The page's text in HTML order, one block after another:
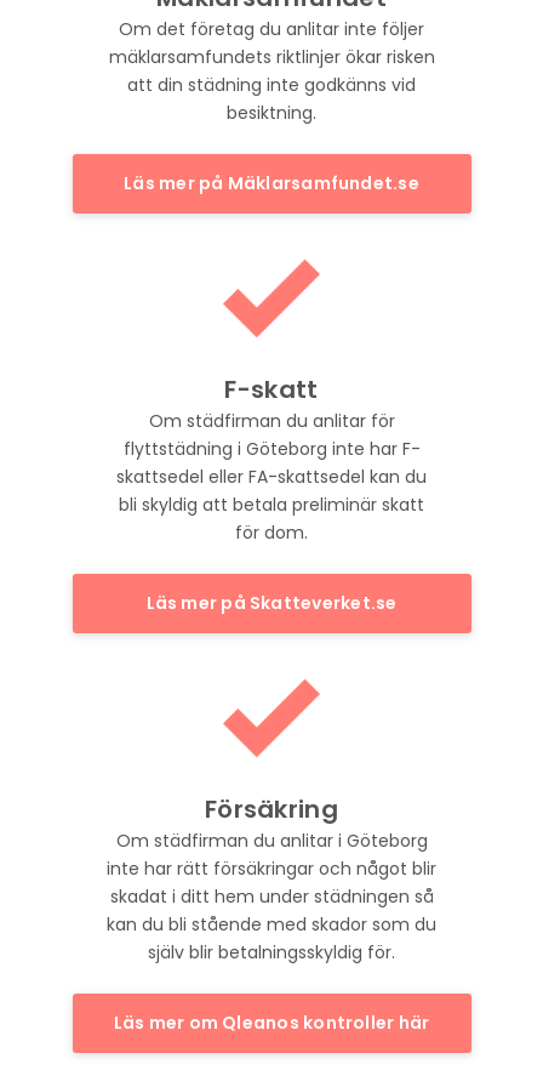
Om det företag du anlitar inte följer
mäklarsamfundets riktlinjer ökar risken
att din städning inte godkänns vid
besiktning.
Läs mer på Mäklarsamfundet.se
F-skatt
Om städfirman du anlitar för
flyttstädning i Göteborg inte har F-
skattsedel eller FA-skattsedel kan du
bli skyldig att betala preliminär skatt
för dom.
Läs mer på Skatteverket.se
Försäkring
Om städfirman du anlitar i Göteborg
inte har rätt försäkringar och något blir
skadat i ditt hem under städningen så
kan du bli stående med skador som du
själv blir betalningsskyldig för.
Läs mer om Qleanos kontroller här